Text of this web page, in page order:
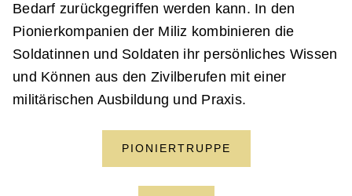
Bedarf zurückgegriffen werden kann. In den
Pionierkompanien der Miliz kombinieren die
Soldatinnen und Soldaten ihr persönliches Wissen
und Können aus den Zivilberufen mit einer
militärischen Ausbildung und Praxis.
PIONIERTRUPPE